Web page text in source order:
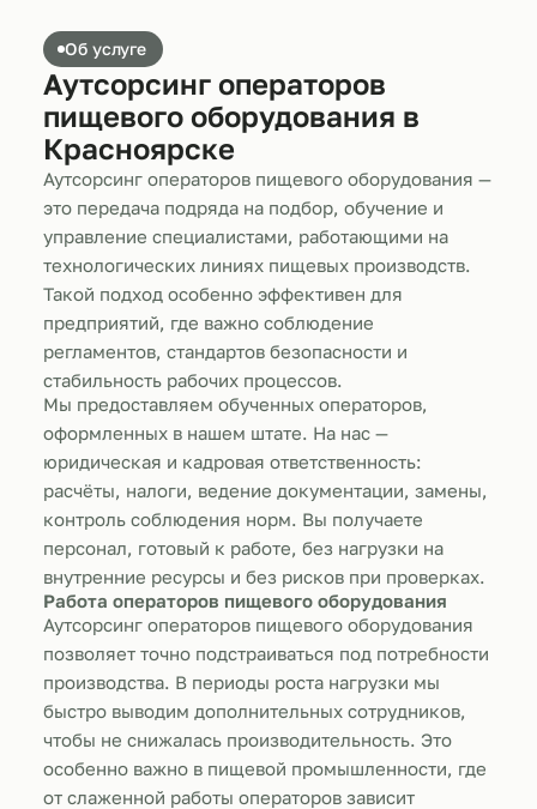
Об услуге
Аутсорсинг операторов
пищевого оборудования в
Красноярске
Аутсорсинг операторов пищевого оборудования —
это передача подряда на подбор, обучение и
управление специалистами, работающими на
технологических линиях пищевых производств.
Такой подход особенно эффективен для
предприятий, где важно соблюдение
регламентов, стандартов безопасности и
стабильность рабочих процессов.
Мы предоставляем обученных операторов,
оформленных в нашем штате. На нас —
юридическая и кадровая ответственность:
расчёты, налоги, ведение документации, замены,
контроль соблюдения норм. Вы получаете
персонал, готовый к работе, без нагрузки на
внутренние ресурсы и без рисков при проверках.
Работа операторов пищевого оборудования
Аутсорсинг операторов пищевого оборудования
позволяет точно подстраиваться под потребности
производства. В периоды роста нагрузки мы
быстро выводим дополнительных сотрудников,
чтобы не снижалась производительность. Это
особенно важно в пищевой промышленности, где
от слаженной работы операторов зависит